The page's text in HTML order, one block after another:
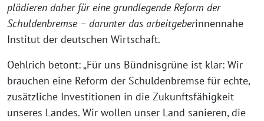
plädieren daher für eine grundlegende Reform der
Schuldenbremse – darunter das arbeitgeberinnennahe
Institut der deutschen Wirtschaft.
Oehlrich betont: „Für uns Bündnisgrüne ist klar: Wir
brauchen eine Reform der Schuldenbremse für echte,
zusätzliche Investitionen in die Zukunftsfähigkeit
unseres Landes. Wir wollen unser Land sanieren, die